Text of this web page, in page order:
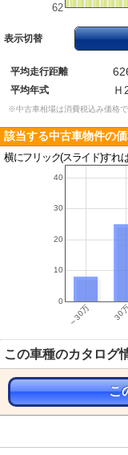
62
表示切替
平均走行距離
平均年式 Ｈ
※中古車相場は消費税込み価格で
該当する中古車物件の
横にフリック(スライド)すれ
この車種のカタログ
こ